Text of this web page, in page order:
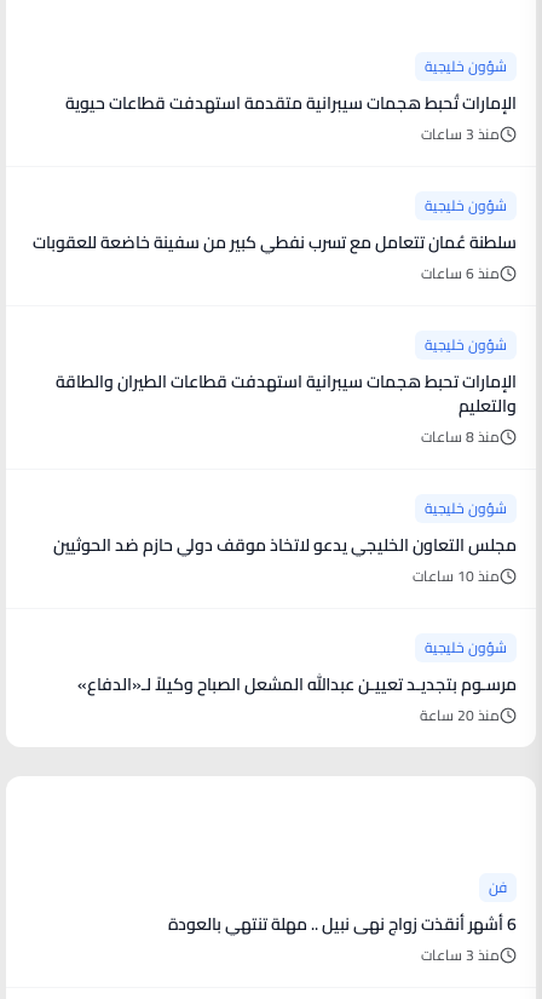
شؤون خليجية
الإمارات تُحبط هجمات سيبرانية متقدمة استهدفت قطاعات حيوية
منذ 3 ساعات
شؤون خليجية
سلطنة عُمان تتعامل مع تسرب نفطي كبير من سفينة خاضعة للعقوبات
منذ 6 ساعات
شؤون خليجية
الإمارات تحبط هجمات سيبرانية استهدفت قطاعات الطيران والطاقة
والتعليم
منذ 8 ساعات
شؤون خليجية
مجلس التعاون الخليجي يدعو لاتخاذ موقف دولي حازم ضد الحوثيين
منذ 10 ساعات
شؤون خليجية
مرسـوم بتجديـد تعييـن عبدالله المشعل الصباح وكيلاً لـ«الدفاع»
منذ 20 ساعة
فن
6 أشهر أنقذت زواج نهى نبيل .. مهلة تنتهي بالعودة
منذ 3 ساعات